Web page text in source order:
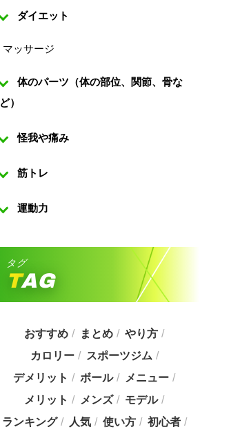
ダイエット
マッサージ
体のパーツ（体の部位、関節、骨な
ど）
怪我や痛み
筋トレ
運動力
タグ
TAG
おすすめ まとめ
やり方
カロリー
スポーツジム
デメリット
ボール
メニュー
メリット
メンズ
モデル
ランキング
人気 使い方
初心者